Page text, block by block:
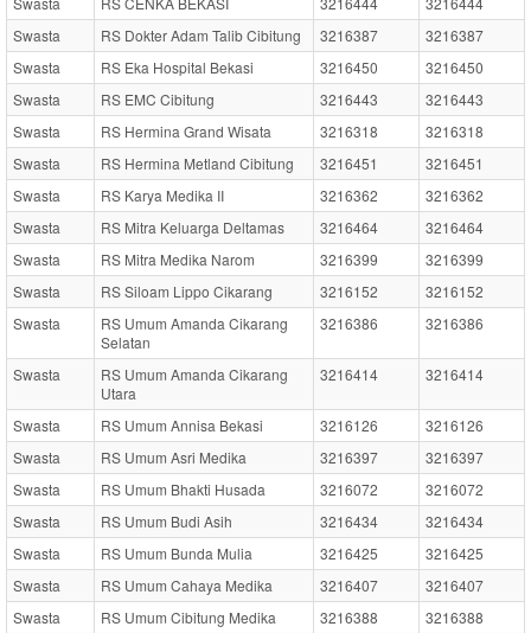
Swasta
RS Dokter Adam Talib Cibitung 3216387
3216387
Swasta
RS Eka Hospital Bekasi 3216450
3216450
Swasta
RS EMC Cibitung 3216443
3216443
Swasta
RS Hermina Grand Wisata 3216318
3216318
Swasta
RS Hermina Metland Cibitung 3216451
3216451
Swasta
RS Karya Medika II 3216362
3216362
Swasta
RS Mitra Keluarga Deltamas 3216464
3216464
Swasta
RS Mitra Medika Narom 3216399
3216399
Swasta
RS Siloam Lippo Cikarang 3216152
3216152
Swasta
RS Umum Amanda Cikarang
Selatan
3216386 3216386
Swasta
RS Umum Amanda Cikarang
Utara
3216414 3216414
Swasta RS Umum Annisa Bekasi 3216126
3216126
Swasta
RS Umum Asri Medika 3216397
3216397
Swasta
RS Umum Bhakti Husada 3216072
3216072
Swasta
RS Umum Budi Asih 3216434
3216434
Swasta
RS Umum Bunda Mulia 3216425
3216425
Swasta
RS Umum Cahaya Medika 3216407
3216407
Swasta
RS Umum Cibitung Medika 3216388
3216388